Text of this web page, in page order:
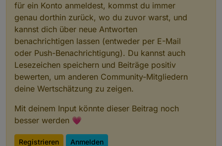
für ein Konto anmeldest, kommst du immer
genau dorthin zurück, wo du zuvor warst, und
kannst dich über neue Antworten
benachrichtigen lassen (entweder per E-Mail
oder Push-Benachrichtigung). Du kannst auch
Lesezeichen speichern und Beiträge positiv
bewerten, um anderen Community-Mitgliedern
deine Wertschätzung zu zeigen.
Mit deinem Input könnte dieser Beitrag noch
besser werden 💗
Registrieren Anmelden